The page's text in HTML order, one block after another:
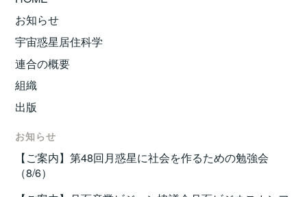
お知らせ
宇宙惑星居住科学
連合の概要
組織
出版
お知らせ
【ご案内】第48回月惑星に社会を作るための勉強会
（8/6）